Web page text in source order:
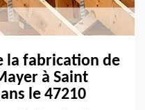
la fabrication de
à Saint
le 47210